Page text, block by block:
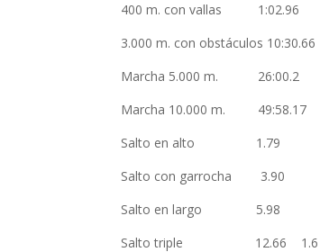
400 m. con vallas
3.000 m. con
Marcha 5.000 m.
Marcha 10.000 m.
Salto en alto 1.79
Salto con garrocha 3.90
Salto en largo 5.98
Salto triple 12.66 1.6